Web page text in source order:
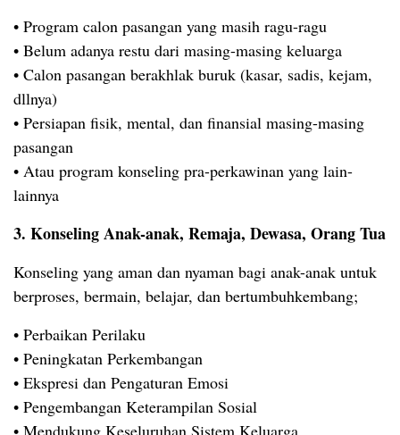
• Program calon pasangan yang masih ragu-ragu
• Belum adanya restu dari masing-masing keluarga
• Calon pasangan berakhlak buruk (kasar, sadis, kejam,
dllnya)
• Persiapan fisik, mental, dan finansial masing-masing
pasangan
• Atau program konseling pra-perkawinan yang lain-
lainnya
3. Konseling Anak-anak, Remaja, Dewasa, Orang Tua
Konseling yang aman dan nyaman bagi anak-anak untuk
berproses, bermain, belajar, dan bertumbuhkembang;
• Perbaikan Perilaku
• Peningkatan Perkembangan
• Ekspresi dan Pengaturan Emosi
• Pengembangan Keterampilan Sosial
• Mendukung Keseluruhan Sistem Keluarga